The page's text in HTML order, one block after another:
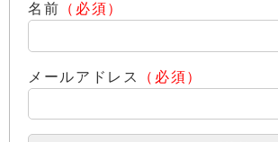
名前 （必須）
メールアドレス （必須）